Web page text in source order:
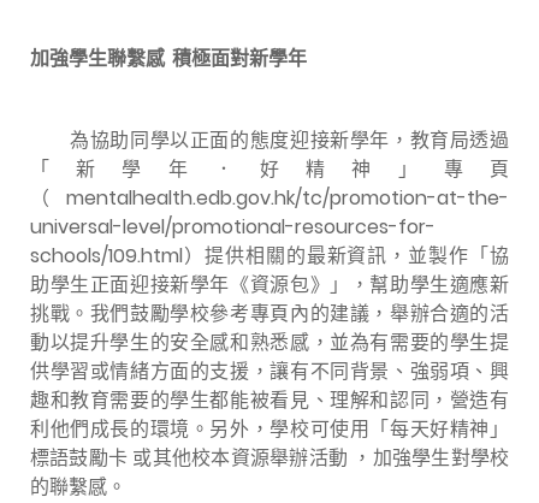
加強學生聯繫感 積極面對新學年
為協助同學以正面的態度迎接新學年，教育局透過
「新學年．好精神」專頁
（ mentalhealth.edb.gov.hk/tc/promotion-at-the-
universal-level/promotional-resources-for-
schools/109.html）提供相關的最新資訊，並製作「協
助學生正面迎接新學年《資源包》」，幫助學生適應新
挑戰。我們鼓勵學校參考專頁內的建議，舉辦合適的活
動以提升學生的安全感和熟悉感，並為有需要的學生提
供學習或情緒方面的支援，讓有不同背景、強弱項、興
趣和教育需要的學生都能被看見、理解和認同，營造有
利他們成長的環境。另外，學校可使用「每天好精神」
標語鼓勵卡 或其他校本資源舉辦活動 ，加強學生對學校
的聯繫感。